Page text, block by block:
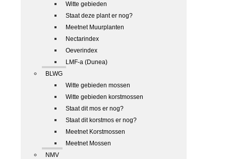
Witte gebieden
Staat deze plant er nog?
Meetnet Muurplanten
Nectarindex
Oeverindex
LMF-a (Dunea)
BLWG
Witte gebieden mossen
Witte gebieden korstmossen
Staat dit mos er nog?
Staat dit korstmos er nog?
Meetnet Korstmossen
Meetnet Mossen
NMV